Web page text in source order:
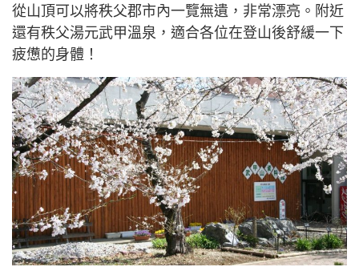
從山頂可以將秩父郡市內一覽無遺，非常漂亮。附近
還有秩父湯元武甲溫泉，適合各位在登山後舒緩一下
疲憊的身體！